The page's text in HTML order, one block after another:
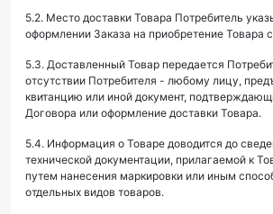
5.2. Место доставки Товара Потребитель
оформлении Заказа на приобретение Товара
5.3. Доставленный Товар передается
отсутствии Потребителя - любому лицу,
квитанцию или иной документ,
Договора или оформление доставки Товара.
5.4. Информация о Товаре доводится до
технической документации, прилагаемой к
путем нанесения маркировки или иным
отдельных видов товаров.